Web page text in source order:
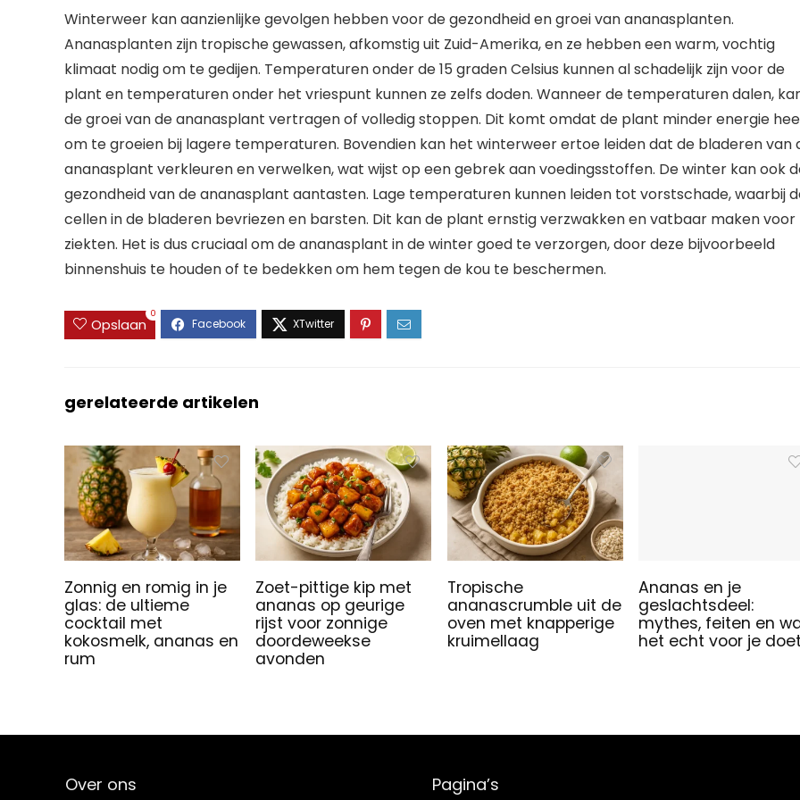
Winterweer kan aanzienlijke gevolgen hebben voor de gezondheid en groei van ananasplanten.
Ananasplanten zijn tropische gewassen, afkomstig uit Zuid-Amerika, en ze hebben een warm, vochtig
klimaat nodig om te gedijen. Temperaturen onder de 15 graden Celsius kunnen al schadelijk zijn voor de
plant en temperaturen onder het vriespunt kunnen ze zelfs doden. Wanneer de temperaturen dalen,
de groei van de ananasplant vertragen of volledig stoppen. Dit komt omdat de plant minder energie
om te groeien bij lagere temperaturen. Bovendien kan het winterweer ertoe leiden dat de bladeren van
ananasplant verkleuren en verwelken, wat wijst op een gebrek aan voedingsstoffen. De winter kan ook
gezondheid van de ananasplant aantasten. Lage temperaturen kunnen leiden tot vorstschade, waarbij
cellen in de bladeren bevriezen en barsten. Dit kan de plant ernstig verzwakken en vatbaar maken voor
ziekten. Het is dus cruciaal om de ananasplant in de winter goed te verzorgen, door deze bijvoorbeeld
binnenshuis te houden of te bedekken om hem tegen de kou te beschermen.
Opslaan
0
gerelateerde artikelen
Zonnig en romig in je
glas: de ultieme
cocktail met
kokosmelk, ananas en
rum
Zoet-pittige kip met
ananas op geurige
rijst voor zonnige
doordeweekse
avonden
Tropische
ananascrumble uit de
oven met knapperige
kruimellaag
Ananas en je
geslachtsdeel:
mythes, feiten en
het echt voor je doet
Over ons Pagina’s